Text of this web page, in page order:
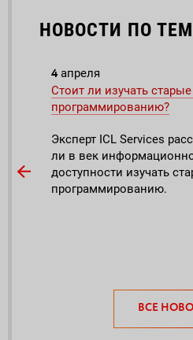
НОВОСТИ ПО
4 апреля
Стоит ли изучать
программированию?
Эксперт ICL Services
ли в век
доступности изучать
программированию.
ВСЕ